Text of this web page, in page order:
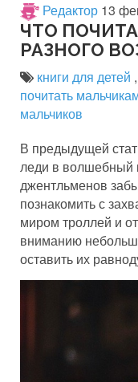
Редактор 13
ЧТО
РАЗНОГО
книги для детей ,
почитать
мальчиков
В предыдущей
леди в волшебный
джентльменов
познакомить с
миром троллей и
вниманию
оставить их